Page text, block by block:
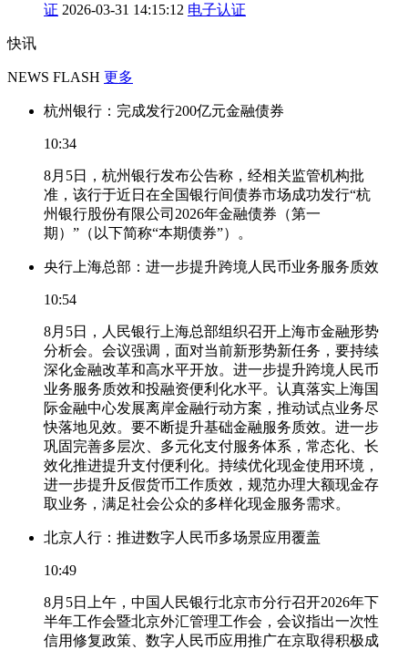
证 2026-03-31 14:15:12 电子认证
快讯
NEWS FLASH 更多
杭州银行：完成发行200亿元金融债券
10:34
8月5日，杭州银行发布公告称，经相关监管机构批
准，该行于近日在全国银行间债券市场成功发行“杭
州银行股份有限公司2026年金融债券（第一
期）”（以下简称“本期债券”）。
央行上海总部：进一步提升跨境人民币业务服务质效
10:54
8月5日，人民银行上海总部组织召开上海市金融形势
分析会。会议强调，面对当前新形势新任务，要持续
深化金融改革和高水平开放。进一步提升跨境人民币
业务服务质效和投融资便利化水平。认真落实上海国
际金融中心发展离岸金融行动方案，推动试点业务尽
快落地见效。要不断提升基础金融服务质效。进一步
巩固完善多层次、多元化支付服务体系，常态化、长
效化推进提升支付便利化。持续优化现金使用环境，
进一步提升反假货币工作质效，规范办理大额现金存
取业务，满足社会公众的多样化现金服务需求。
北京人行：推进数字人民币多场景应用覆盖
10:49
8月5日上午，中国人民银行北京市分行召开2026年下
半年工作会暨北京外汇管理工作会，会议指出一次性
信用修复政策、数字人民币应用推广在京取得积极成